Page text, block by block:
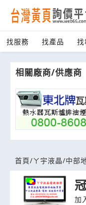
台灣黃頁詢價
找服務 找產品 找
相關廠商/供應商
首頁/ㄚ宇液晶/中部
加